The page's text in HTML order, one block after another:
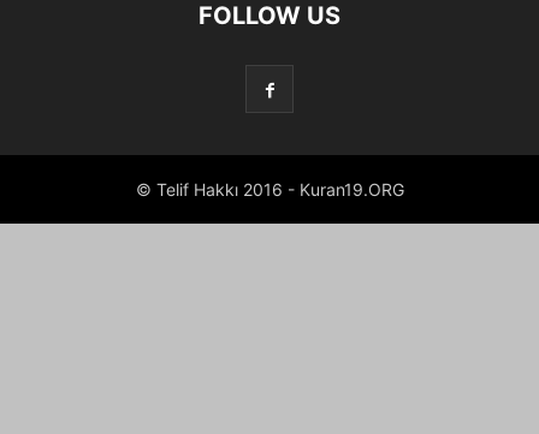
FOLLOW US
© Telif Hakkı 2016 - Kuran19.ORG